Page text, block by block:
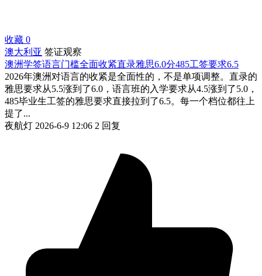
收藏 0
澳大利亚 签证观察
澳洲学签语言门槛全面收紧直录雅思6.0分485工签要求6.5
2026年澳洲对语言的收紧是全面性的，不是单项调整。直录的
雅思要求从5.5涨到了6.0，语言班的入学要求从4.5涨到了5.0，
485毕业生工签的雅思要求直接拉到了6.5。每一个档位都往上
提了...
夜航灯 2026-6-9 12:06 2 回复